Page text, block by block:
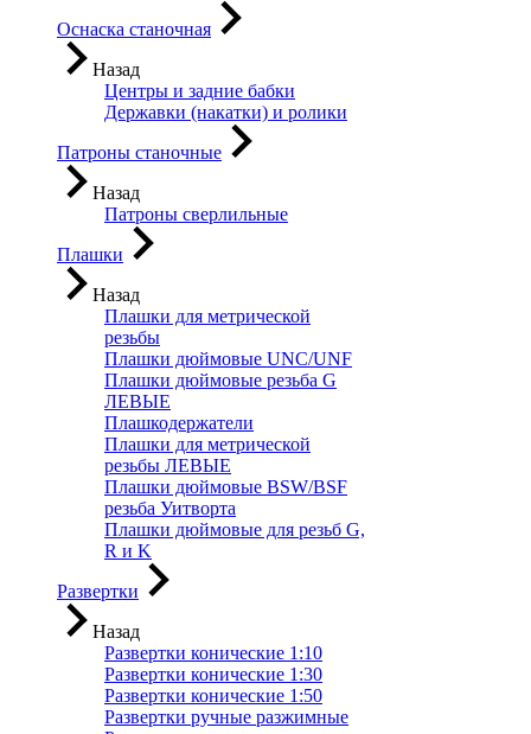
Оснаска станочная
Назад
Центры и задние бабки
Державки (накатки) и ролики
Патроны станочные
Назад
Патроны сверлильные
Плашки
Назад
Плашки для метрической
резьбы
Плашки дюймовые UNC/UNF
Плашки дюймовые резьба G
ЛЕВЫЕ
Плашкодержатели
Плашки для метрической
резьбы ЛЕВЫЕ
Плашки дюймовые BSW/BSF
резьба Уитворта
Плашки дюймовые для резьб G,
R и K
Развертки
Назад
Развертки конические 1:10
Развертки конические 1:30
Развертки конические 1:50
Развертки ручные разжимные